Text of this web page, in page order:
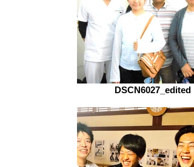
DSCN6027_edited